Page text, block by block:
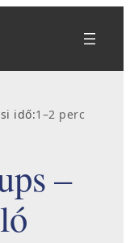
idő:1–2 perc
–